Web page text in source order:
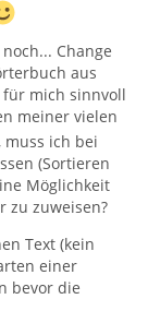
Change
aus
für mich sinnvoll
meiner vielen
muss ich bei
(Sortieren
Möglichkeit
zu zuweisen?
Text (kein
einer
bevor die